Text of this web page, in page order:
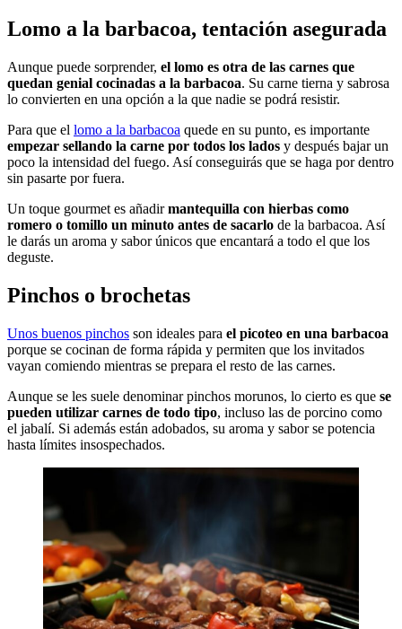
Lomo a la barbacoa, tentación asegurada
Aunque puede sorprender, el lomo es otra de las carnes que
quedan genial cocinadas a la barbacoa. Su carne tierna y sabrosa
lo convierten en una opción a la que nadie se podrá resistir.
Para que el lomo a la barbacoa quede en su punto, es importante
empezar sellando la carne por todos los lados y después bajar un
poco la intensidad del fuego. Así conseguirás que se haga por dentro
sin pasarte por fuera.
Un toque gourmet es añadirmantequilla con hierbas como
romero o tomillo un minuto antes de sacarlo de la barbacoa. Así
le darás un aroma y sabor únicos que encantará a todo el que los
deguste.
Pinchos o brochetas
Unos buenos pinchos son ideales para el picoteo en una barbacoa
porque se cocinan de forma rápida y permiten que los invitados
vayan comiendo mientras se prepara el resto de las carnes.
Aunque se les suele denominar pinchos morunos, lo cierto es que se
pueden utilizar carnes de todo tipo, incluso las de porcino como
el jabalí. Si además están adobados, su aroma y sabor se potencia
hasta límites insospechados.